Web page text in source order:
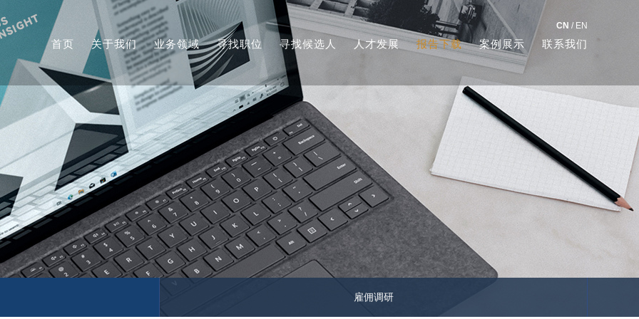
CN / EN
首页 关于我们 业务领域 寻找职位 寻找候选人 人才发展 报告下载 案例展示 联系我们
雇佣调研